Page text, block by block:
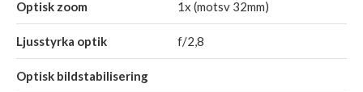
Optisk zoom 1x (motsv 32mm)
Ljusstyrka optik f/2,8
Optisk bildstabilisering